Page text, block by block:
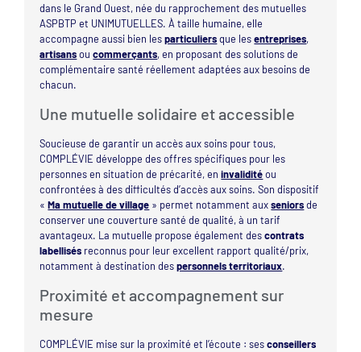
dans le Grand Ouest, née du rapprochement des mutuelles
ASPBTP et UNIMUTUELLES. À taille humaine, elle
accompagne aussi bien lesparticuliersque lesentreprises,
artisansoucommerçants, en proposant des solutions de
complémentaire santé réellement adaptées aux besoins de
chacun.
Une mutuelle solidaire et accessible
Soucieuse de garantir un accès aux soins pour tous,
COMPLÉVIE développe des offres spécifiques pour les
personnes en situation de précarité, eninvaliditéou
confrontées à des difficultés d’accès aux soins. Son dispositif
«Ma mutuelle de village » permet notamment auxseniorsde
conserver une couverture santé de qualité, à un tarif
avantageux. La mutuelle propose également descontrats
labellisés reconnus pour leur excellent rapport qualité/prix,
notamment à destination despersonnels territoriaux.
Proximité et accompagnement sur
mesure
COMPLÉVIE mise sur la proximité et l’écoute : sesconseillers